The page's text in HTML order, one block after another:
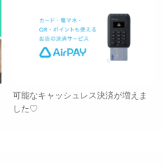
可能なキャッシュレス決済が増えま
した♡